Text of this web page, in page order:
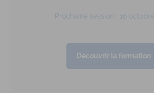
Prochaine session : 16
Découvrir la formation